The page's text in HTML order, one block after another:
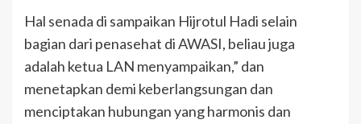
Hal senada di sampaikan Hijrotul Hadi selain
bagian dari penasehat di AWASI, beliau juga
adalah ketua LAN menyampaikan,” dan
menetapkan demi keberlangsungan dan
menciptakan hubungan yang harmonis dan